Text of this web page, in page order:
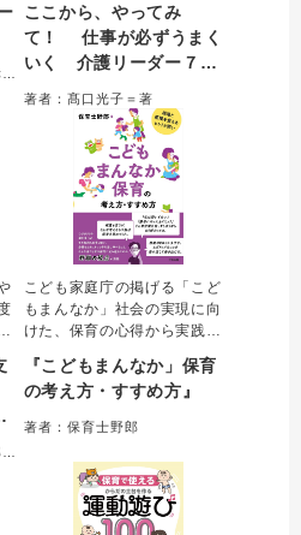
７つに絞り、勘所を５ステッ
プで解説。後半は、読むと元
気になる高口節で、35個のお
ラン介護リーダーにも役立つ
ここから、やってみ
て！ 仕事が必ずうまく
いく 介護リーダー７つ
の勘所
著者：髙口光子＝著
こども家庭庁の掲げる「こど
もまんなか」社会の実現に向
けた、保育の心得から実践に
ど、現場で迷ったとき、悩ん
だときに役に立つ視点が満
載。こどもまんなか保育の実
現への道を、新進気鋭の保育
者・保育士野郎が提案する。
『こどもまんなか」保育
の考え方・すすめ方』
著者：保育士野郎